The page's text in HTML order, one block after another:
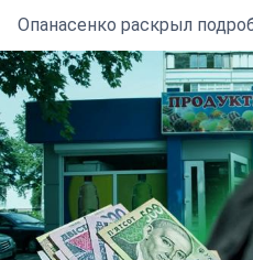
Опанасенко раскрыл